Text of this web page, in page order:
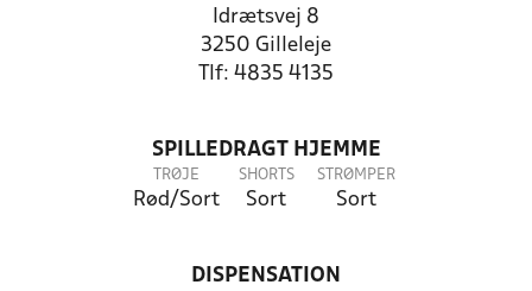
Idrætsvej 8
3250 Gilleleje
Tlf: 4835 4135
SPILLEDRAGT HJEMME
TRØJE
Rød/Sort
SHORTS
Sort
STRØMPER
Sort
DISPENSATION